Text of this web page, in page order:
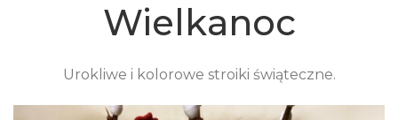
Wielkanoc
Urokliwe i kolorowe stroiki świąteczne.